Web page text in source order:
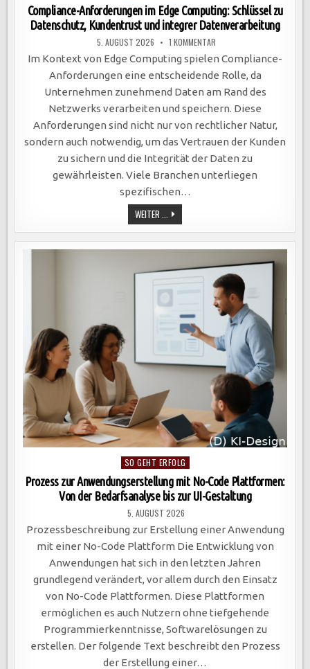
in
Compliance-Anforderungen im Edge Computing: Schlüssel zu
Datenschutz, Kundentrust und integrer Datenverarbeitung
5. AUGUST 2026 1 KOMMENTARZU
COMPLIANCE-
ANFORDERUNGEN
IM
EDGE
COMPUTING:
SCHLÜSSEL
ZU
DATENSCHUTZ,
KUNDENTRUST
UND
INTEGRER
DATENVERARBEITUNG
Im Kontext von Edge Computing spielen Compliance-
Anforderungen eine entscheidende Rolle, da
Unternehmen zunehmend Daten am Rand des
Netzwerks verarbeiten und speichern. Diese
Anforderungen sind nicht nur von rechtlicher Natur,
sondern auch notwendig, um das Vertrauen der Kunden
zu sichern und die Integrität der Daten zu
gewährleisten. Viele Branchen unterliegen
spezifischen…
WEITER ... COMPLIANCE-
ANFORDERUNGEN
IM
EDGE
COMPUTING:
ZU
DATENSCHUTZ,
KUNDENTRUST
UND
INTEGRER
DATENVERARBEITUNG
Posted
in
SO GEHT ERFOLG
Prozess zur Anwendungserstellung mit No-Code Plattformen:
Von der Bedarfsanalyse bis zur UI-Gestaltung
5. AUGUST 2026
Prozessbeschreibung zur Erstellung einer Anwendung
mit einer No-Code Plattform Die Entwicklung von
Anwendungen hat sich in den letzten Jahren
grundlegend verändert, vor allem durch den Einsatz
von No-Code Plattformen. Diese Plattformen
ermöglichen es auch Nutzern ohne tiefgehende
Programmierkenntnisse, Softwarelösungen zu
erstellen. Der folgende Text beschreibt den Prozess
der Erstellung einer…